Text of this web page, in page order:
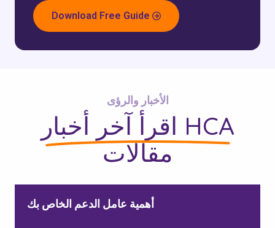
Download Free Guide
الأخبار والرؤى
اقرأ آخر أخبار HCA
مقالات
أهمية عامل الدعم الخاص بك